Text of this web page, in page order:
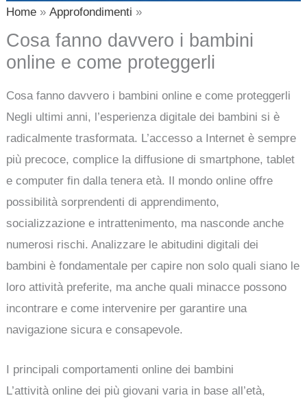
Home Approfondimenti
Cosa fanno davvero i bambini
online e come proteggerli
Cosa fanno davvero i bambini online e come proteggerli
Negli ultimi anni, l’esperienza digitale dei bambini si è
radicalmente trasformata. L’accesso a Internet è sempre
più precoce, complice la diffusione di smartphone, tablet
e computer fin dalla tenera età. Il mondo online offre
possibilità sorprendenti di apprendimento,
socializzazione e intrattenimento, ma nasconde anche
numerosi rischi. Analizzare le abitudini digitali dei
bambini è fondamentale per capire non solo quali siano le
loro attività preferite, ma anche quali minacce possono
incontrare e come intervenire per garantire una
navigazione sicura e consapevole.
I principali comportamenti online dei bambini
L’attività online dei più giovani varia in base all’età,